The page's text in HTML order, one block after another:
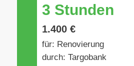
3 Stunden
1.400 €
für: Renovierung
durch: Targobank